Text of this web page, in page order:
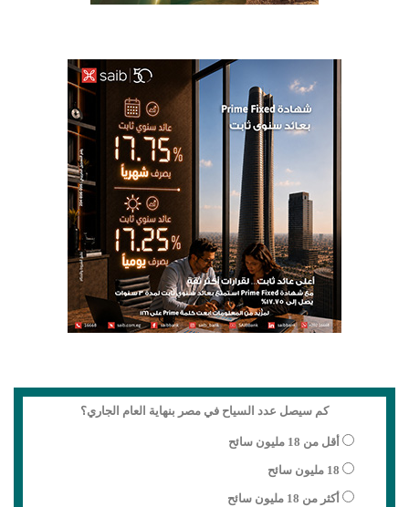
كم سيصل عدد السياح في مصر بنهاية العام الجاري؟
أقل من 18 مليون سائح
18 مليون سائح
أكثر من 18 مليون سائح